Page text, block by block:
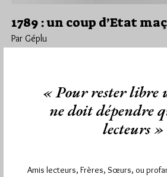
1789 : un coup d’Etat
Par Géplu
16 à 16h25 et vendredi 22 à 15h55,
Divers
« Pour rester libre
ne doit dépendre
lecteurs »
Amis lecteurs, Frères, Sœurs, ou